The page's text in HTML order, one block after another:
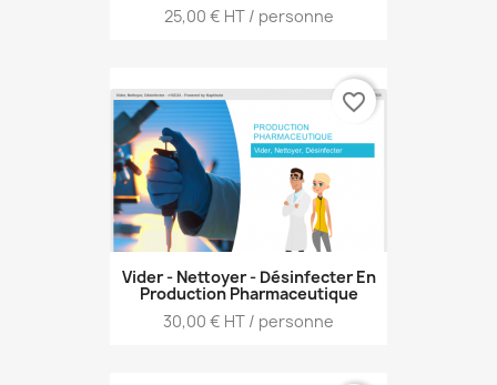
Prix
25,00 € HT / personne
Vider - Nettoyer - Désinfecter En
Production Pharmaceutique
Prix
30,00 € HT / personne
favorite_border